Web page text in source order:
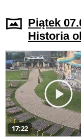
Piątek
Historia
17:22